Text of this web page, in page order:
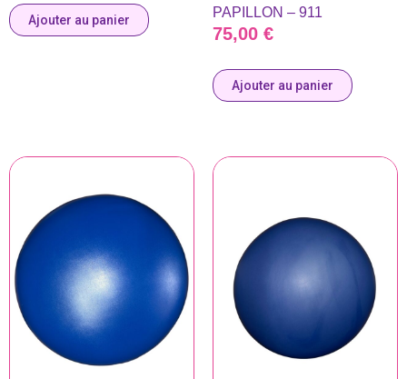
Ajouter au panier
PAPILLON – 911
75,00 €
Ajouter au panier